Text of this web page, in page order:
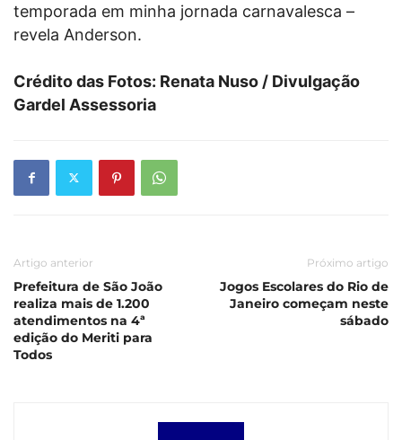
temporada em minha jornada carnavalesca –
revela Anderson.
Crédito das Fotos: Renata Nuso / Divulgação
Gardel Assessoria
Artigo anterior
Prefeitura de São João
realiza mais de 1.200
atendimentos na 4ª
edição do Meriti para
Todos
Próximo artigo
Jogos Escolares do Rio de
Janeiro começam neste
sábado